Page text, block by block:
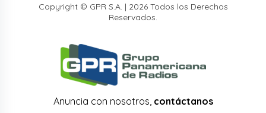
Copyright © GPR S.A. | 2026 Todos los Derechos
Reservados.
Anuncia con nosotros, contáctanos